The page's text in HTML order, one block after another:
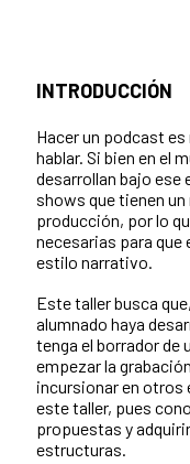
INTRODUCCIÓN
Hacer un podcast
hablar. Si bien en el
desarrollan bajo ese
shows que tienen
producción, por lo
necesarias para que
estilo narrativo.
Este taller busca
alumnado haya
tenga el borrador de
empezar la
incursionar en otros
este taller, pues
propuestas y
estructuras.